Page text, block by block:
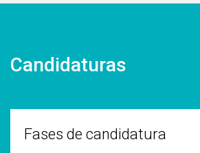
Candidaturas
Fases de candidatura